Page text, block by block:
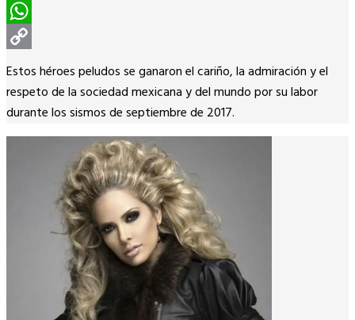
Pinterest
WhatsApp
Copy
Link
Estos héroes peludos se ganaron el cariño, la admiración y el
respeto de la sociedad mexicana y del mundo por su labor
durante los sismos de septiembre de 2017.